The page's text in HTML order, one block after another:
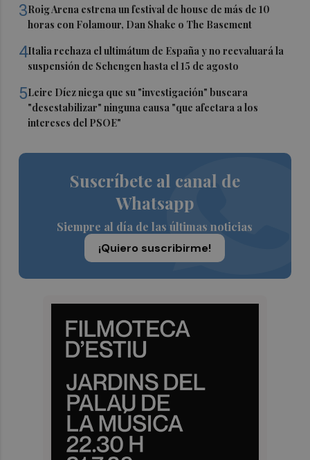
3Roig Arena estrena un festival de house de más de 10
horas con Folamour, Dan Shake o The Basement
4Italia rechaza el ultimátum de España y no reevaluará la
suspensión de Schengen hasta el 15 de agosto
5Leire Díez niega que su "investigación" buscara
"desestabilizar" ninguna causa "que afectara a los
intereses del PSOE"
Suscríbete al canal de
Whatsapp
Siempre al día de las últimas noticias
¡Quiero suscribirme!